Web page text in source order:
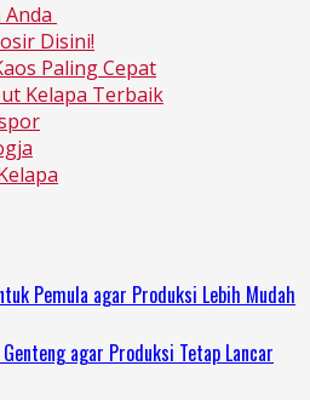
Disini!
Paling Cepat
Kelapa Terbaik
Pemula agar Produksi Lebih Mudah
agar Produksi Tetap Lancar